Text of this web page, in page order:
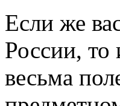
Если же
России,
весьма